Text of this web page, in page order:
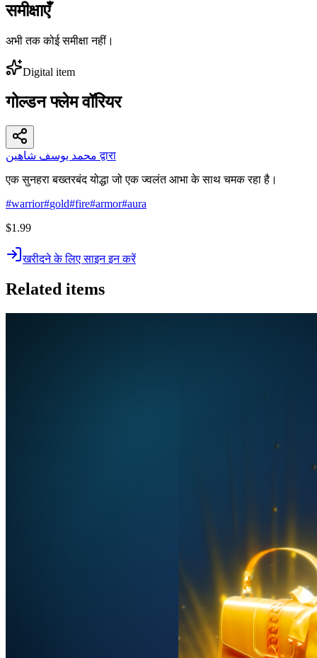
समीक्षाएँ
अभी तक कोई समीक्षा नहीं।
Digital item
गोल्डन फ्लेम वॉरियर
محمد يوسف شاهين द्वारा
एक सुनहरा बख्तरबंद योद्धा जो एक ज्वलंत आभा के साथ चमक रहा है।
#warrior#gold#fire#armor#aura
$1.99
खरीदने के लिए साइन इन करें
Related items